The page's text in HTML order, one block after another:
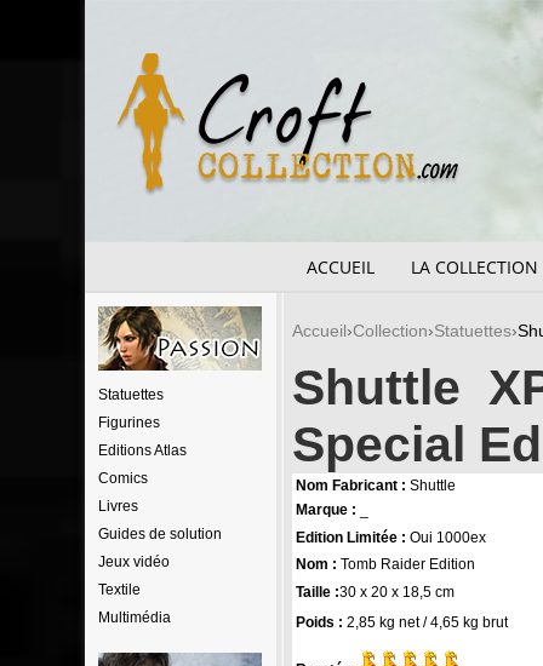
ACCUEIL LA COLLECTION
Statuettes
Figurines
Editions Atlas
Comics
Livres
Guides de solution
Jeux vidéo
Textile
Multimédia
Accueil Collection Statuettes
Shuttle
Special
Nom Fabricant : Shuttle
Marque :
Edition Limitée : Oui 1000ex
Nom : Tomb Raider Edition
Taille :30 x 20 x 18,5 cm
Poids : 2,85 kg net / 4,65 kg brut